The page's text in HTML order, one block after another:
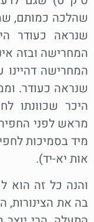
שהלכה כמותם,
שנראה כעודר
המחרישה ובזה
המחרישה
שנראה כעודר.
היכר שכוונתו
מראש לפני
מיד בסמיכות
אות יא-יד).
והנה כל זה הוא
בה את הצינורות,